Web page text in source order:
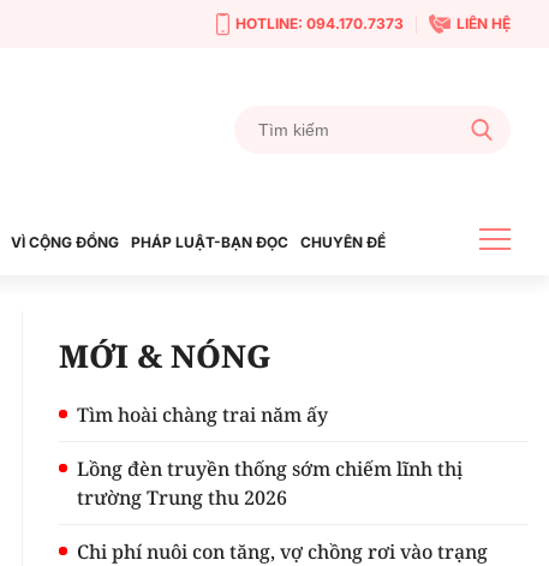
HOTLINE: 094.170.7373 LIÊN HỆ
VÌ CỘNG ĐỒNG PHÁP LUẬT-BẠN ĐỌC CHUYÊN ĐỀ
MỚI & NÓNG
Tìm hoài chàng trai năm ấy
Lồng đèn truyền thống sớm chiếm lĩnh thị
trường Trung thu 2026
Chi phí nuôi con tăng, vợ chồng rơi vào trạng